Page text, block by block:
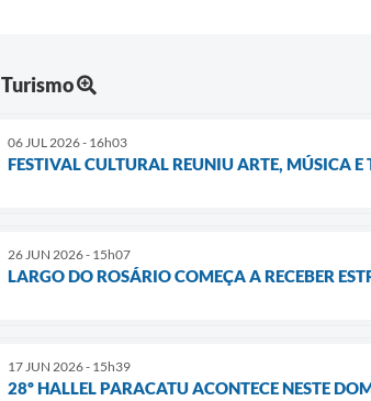
Turismo
06 JUL 2026 - 16h03
FESTIVAL CULTURAL REUNIU ARTE, MÚSICA
26 JUN 2026 - 15h07
LARGO DO ROSÁRIO COMEÇA A RECEBER
17 JUN 2026 - 15h39
28º HALLEL PARACATU ACONTECE NESTE